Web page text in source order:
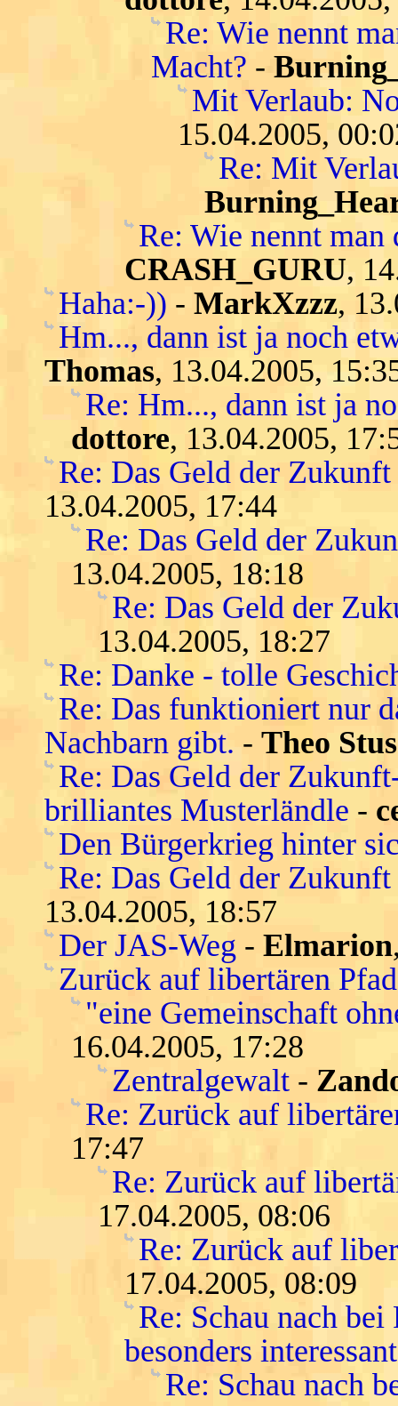
Re: Wie nennt
Macht? -
Mit Verlaub:
15.04.2005,
Re: Mit
Re: Wie nennt man
CRASH_GURU,
Haha:-)) - MarkXzzz,
Hm..., dann ist ja noch
Thomas, 13.04.2005,
Re: Hm..., dann ist ja
dottore, 13.04.2005,
Re: Das Geld der
13.04.2005, 17:44
Re: Das Geld der
13.04.2005, 18:18
Re: Das Geld der
13.04.2005, 18:27
Re: Danke - tolle
Re: Das funktioniert nur
Nachbarn gibt. - Theo
Re: Das Geld der
brilliantes Musterländle -
Den Bürgerkrieg hinter
Re: Das Geld der
13.04.2005, 18:57
Der JAS-Weg - Elmarion
Zurück auf libertären
"eine Gemeinschaft
16.04.2005, 17:28
Zentralgewalt -
Re: Zurück auf
17:47
Re: Zurück auf
17.04.2005, 08:06
Re: Zurück auf
17.04.2005, 08:09
Re: Schau nach
besonders interessant
Re: Schau nach